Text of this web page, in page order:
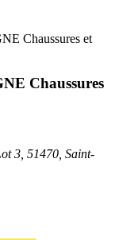
Chaussures
3, 51470 Saint-